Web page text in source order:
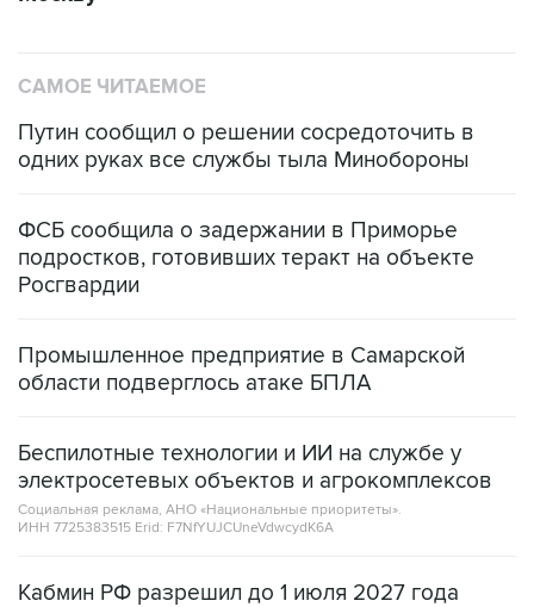
Путин сообщил о решении сосредоточить в
ФСБ сообщила о задержании в Приморье
Росгвардии
Промышленное предприятие в Самарской
Беспилотные технологии и ИИ на службе у
Социальная реклама, АНО «Национальные приоритеты».
ИНН 7725383515 Erid: F7NfYUJCUneVdwcydK6A
Кабмин РФ разрешил до 1 июля 2027 года
Евро 3, Евро 4